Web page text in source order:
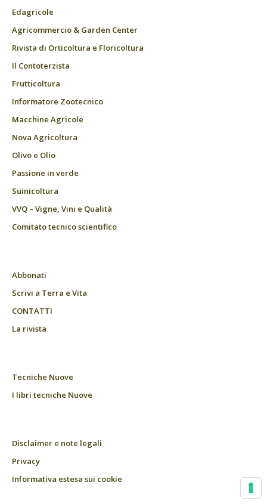
Edagricole
Agricommercio & Garden Center
Rivista di Orticoltura e Floricoltura
Il Contoterzista
Frutticoltura
Informatore Zootecnico
Macchine Agricole
Nova Agricoltura
Olivo e Olio
Passione in verde
Suinicoltura
VVQ – Vigne, Vini e Qualità
Comitato tecnico scientifico
Abbonati
Scrivi a Terra e Vita
CONTATTI
La rivista
Tecniche Nuove
I libri tecniche Nuove
Disclaimer e note legali
Privacy
Informativa estesa sui cookie